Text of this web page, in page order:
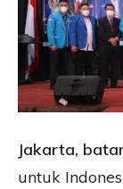
Jakarta,
untuk